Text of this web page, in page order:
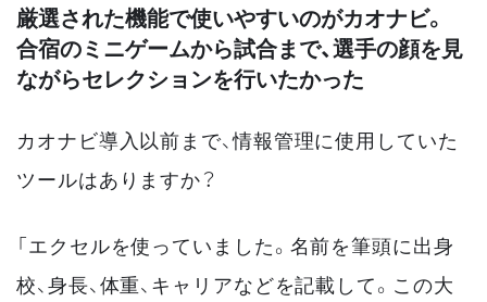
厳選された機能で使いやすいのがカオナビ。
合宿のミニゲームから試合まで、選手の顔を見
ながらセレクションを行いたかった
カオナビ導入以前まで、情報管理に使用していた
ツールはありますか？
「エクセルを使っていました。名前を筆頭に出身
校、身長、体重、キャリアなどを記載して。この大